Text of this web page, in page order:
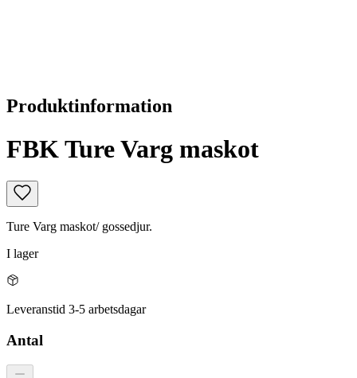
Produktinformation
FBK Ture Varg maskot
Ture Varg maskot/ gossedjur.
I lager
Leveranstid 3-5 arbetsdagar
Antal